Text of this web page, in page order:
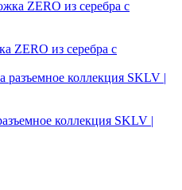
ZERO из серебра с
коллекция SKLV |